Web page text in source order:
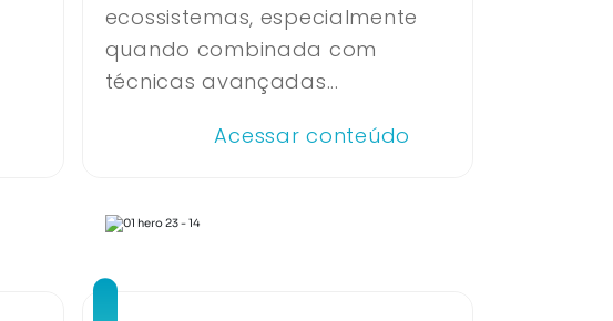
ecossistemas, especialmente
quando combinada com
técnicas avançadas...
Acessar conteúdo